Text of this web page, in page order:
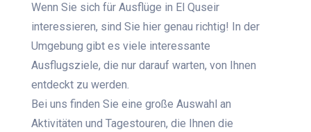
Wenn Sie sich für Ausflüge in El Quseir
interessieren, sind Sie hier genau richtig! In der
Umgebung gibt es viele interessante
Ausflugsziele, die nur darauf warten, von Ihnen
entdeckt zu werden.
Bei uns finden Sie eine große Auswahl an
Aktivitäten und Tagestouren, die Ihnen die